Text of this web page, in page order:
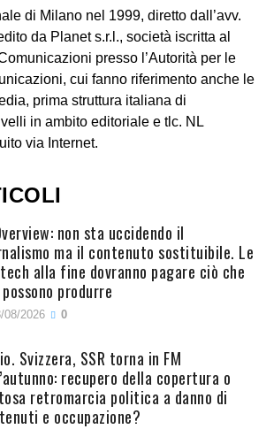
di Milano nel 1999, diretto dall’avv.
da Planet s.r.l., società iscritta al
presso l’Autorità per le
cui fanno riferimento anche le
prima struttura italiana di
in ambito editoriale e tlc. NL
via Internet.
non sta uccidendo il
ma il contenuto sostituibile. Le
alla fine dovranno pagare ciò che
produrre
08/2026 0
Svizzera, SSR torna in FM
recupero della copertura o
retromarcia politica a danno di
e occupazione?